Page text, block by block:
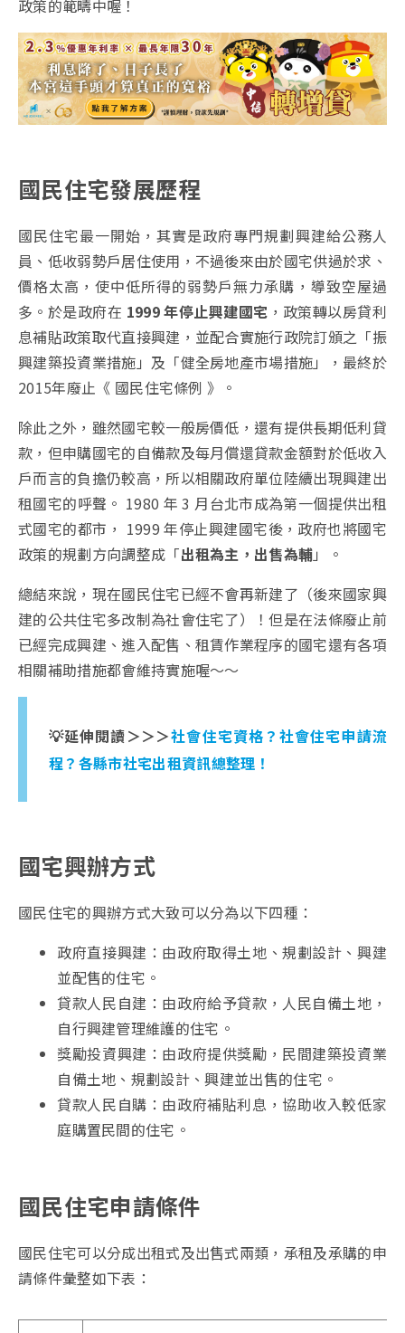
政策的範疇中喔！
國民住宅發展歷程
國民住宅最一開始，其實是政府專門規劃興建給公務人
員、低收弱勢戶居住使用，不過後來由於國宅供過於求、
價格太高，使中低所得的弱勢戶無力承購，導致空屋過
多。於是政府在 1999 年停止興建國宅 ，政策轉以房貸利
息補貼政策取代直接興建，並配合實施行政院訂頒之「振
興建築投資業措施」及「健全房地產市場措施」，最終於
2015年廢止《 國民住宅條例 》。
除此之外，雖然國宅較一般房價低，還有提供長期低利貸
款，但申購國宅的自備款及每月償還貸款金額對於低收入
戶而言的負擔仍較高，所以相關政府單位陸續出現興建出
租國宅的呼聲。 1980 年 3 月台北市成為第一個提供出租
式國宅的都市， 1999 年停止興建國宅後，政府也將國宅
政策的規劃方向調整成「出租為主，出售為輔」。
總結來說，現在國民住宅已經不會再新建了（後來國家興
建的公共住宅多改制為社會住宅了）！但是在法條廢止前
已經完成興建、進入配售、租賃作業程序的國宅還有各項
相關補助措施都會維持實施喔～～
💡延伸閱讀＞＞＞社會住宅資格？社會住宅申請流
程？各縣市社宅出租資訊總整理！
國宅興辦方式
國民住宅的興辦方式大致可以分為以下四種：
政府直接興建：由政府取得土地、規劃設計、興建
並配售的住宅。
貸款人民自建：由政府給予貸款，人民自備土地，
自行興建管理維護的住宅。
獎勵投資興建：由政府提供獎勵，民間建築投資業
自備土地、規劃設計、興建並出售的住宅。
貸款人民自購：由政府補貼利息，協助收入較低家
庭購置民間的住宅。
國民住宅申請條件
國民住宅可以分成出租式及出售式兩類，承租及承購的申
請條件彙整如下表：